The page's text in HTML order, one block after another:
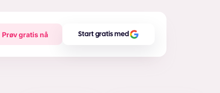
Prøv gratis nå Start gratis med